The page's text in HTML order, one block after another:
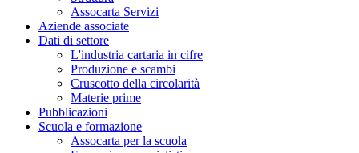
Assocarta Servizi
Aziende associate
Dati di settore
L'industria cartaria in cifre
Produzione e scambi
Cruscotto della circolarità
Materie prime
Pubblicazioni
Scuola e formazione
Assocarta per la scuola